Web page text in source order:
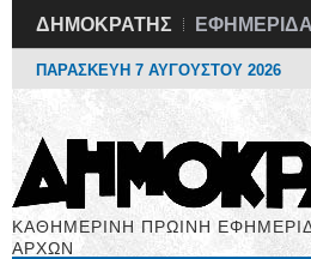
ΔΗΜΟΚΡΑΤΗΣ
ΠΑΡΑΣΚΕΥΗ 7 ΑΥΓΟΥΣΤΟΥ 2026
ΚΑΘΗΜΕΡΙΝΗ ΠΡΩΙΝΗ
ΑΡΧΩΝ